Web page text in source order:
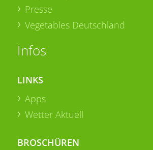
Presse
Vegetables Deutschland
Infos
LINKS
Apps
Wetter Aktuell
BROSCHÜREN